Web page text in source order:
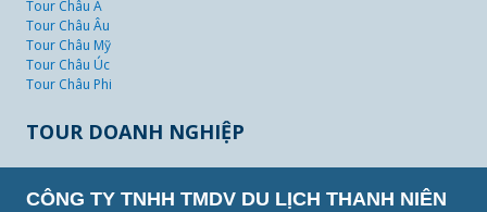
Tour Châu Á
Tour Châu Âu
Tour Châu Mỹ
Tour Châu Úc
Tour Châu Phi
TOUR DOANH NGHIỆP
CÔNG TY TNHH TMDV DU LỊCH THANH NIÊN